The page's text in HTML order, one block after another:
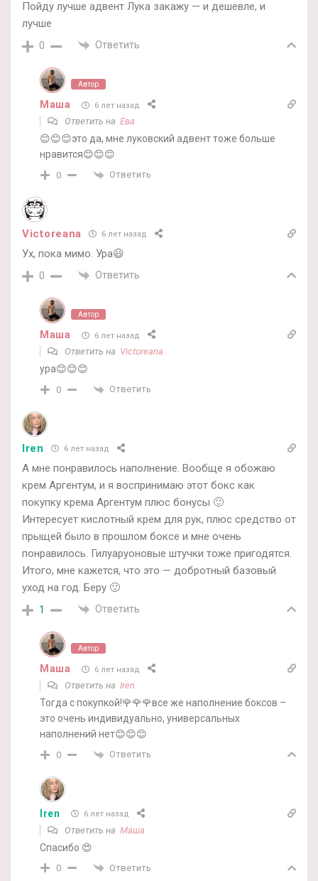
Пойду лучше адвент Лука закажу — и дешевле, и
лучше
0 Ответить
Автор
Маша 6 лет назад
Ответить на Ева
😊😊😊это да, мне луковский адвент тоже больше
нравится😊😊😊
0 Ответить
Victoreana 6 лет назад
Ух, пока мимо. Ура😃
0 Ответить
Автор
Маша 6 лет назад
Ответить на Victoreana
ура😊😊😊
0 Ответить
Iren 6 лет назад
А мне понравилось наполнение. Вообще я обожаю
крем Аргентум, и я воспринимаю этот бокс как
покупку крема Аргентум плюс бонусы 🙂
Интересует кислотный крем для рук, плюс средство от
прыщей было в прошлом боксе и мне очень
понравилось. Гилуаруоновые штучки тоже пригодятся.
Итого, мне кажется, что это — добротный базовый
уход на год. Беру 🙂
1 Ответить
Автор
Маша 6 лет назад
Ответить на Iren
Тогда с покупкой!🌹🌹🌹все же наполнение боксов –
это очень индивидуально, универсальных
наполнений нет😊😊😊
0 Ответить
Iren 6 лет назад
Ответить на Маша
Спасибо 😍
0 Ответить